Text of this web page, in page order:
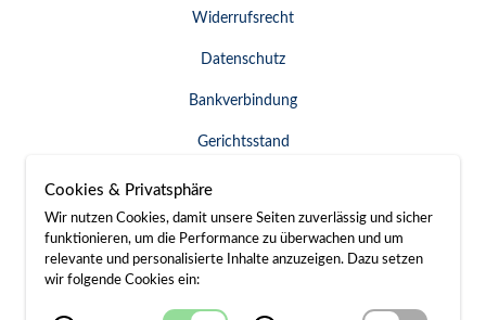
Widerrufsrecht
Datenschutz
Bankverbindung
Gerichtsstand
Widerruf erklären
SERVICE & KONTAKT
Cookies & Privatsphäre
Wir nutzen Cookies, damit unsere Seiten zuverlässig und sicher
funktionieren, um die Performance zu überwachen und um
relevante und personalisierte Inhalte anzuzeigen. Dazu setzen
wir folgende Cookies ein: